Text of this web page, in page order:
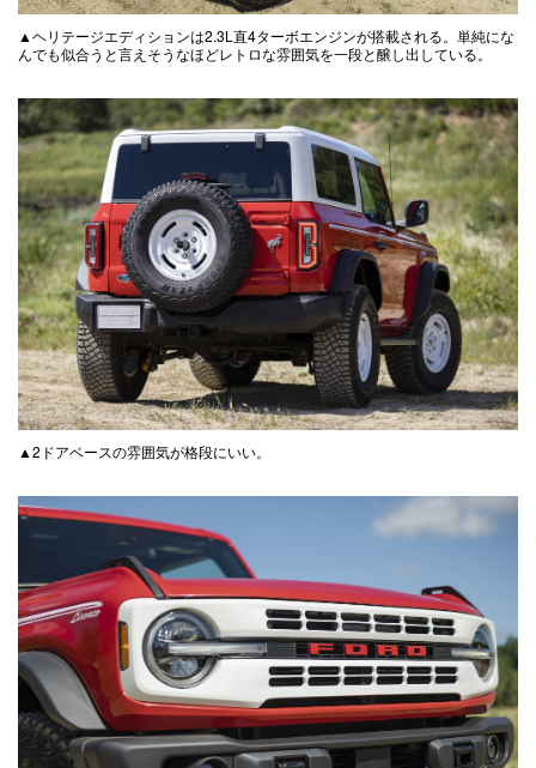
▲ヘリテージエディションは2.3L直4ターボエンジンが搭載される。単純にな
んでも似合うと言えそうなほどレトロな雰囲気を一段と醸し出している。
▲2ドアベースの雰囲気が格段にいい。